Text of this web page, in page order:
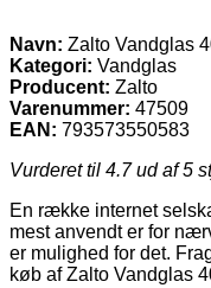
Navn: Zalto Vandglas
Kategori: Vandglas
Producent: Zalto
Varenummer: 47509
EAN: 793573550583
Vurderet til 4.7ud af 5
En række internet
mest anvendt er for
er mulighed for det.
køb af Zalto Vandglas